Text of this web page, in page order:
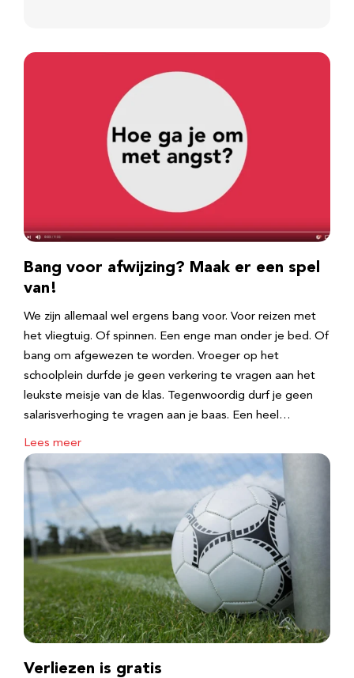
Bang voor afwijzing? Maak er een spel
van!
We zijn allemaal wel ergens bang voor. Voor reizen met
het vliegtuig. Of spinnen. Een enge man onder je bed. Of
bang om afgewezen te worden. Vroeger op het
schoolplein durfde je geen verkering te vragen aan het
leukste meisje van de klas. Tegenwoordig durf je geen
salarisverhoging te vragen aan je baas. Een heel…
Lees meer
Verliezen is gratis